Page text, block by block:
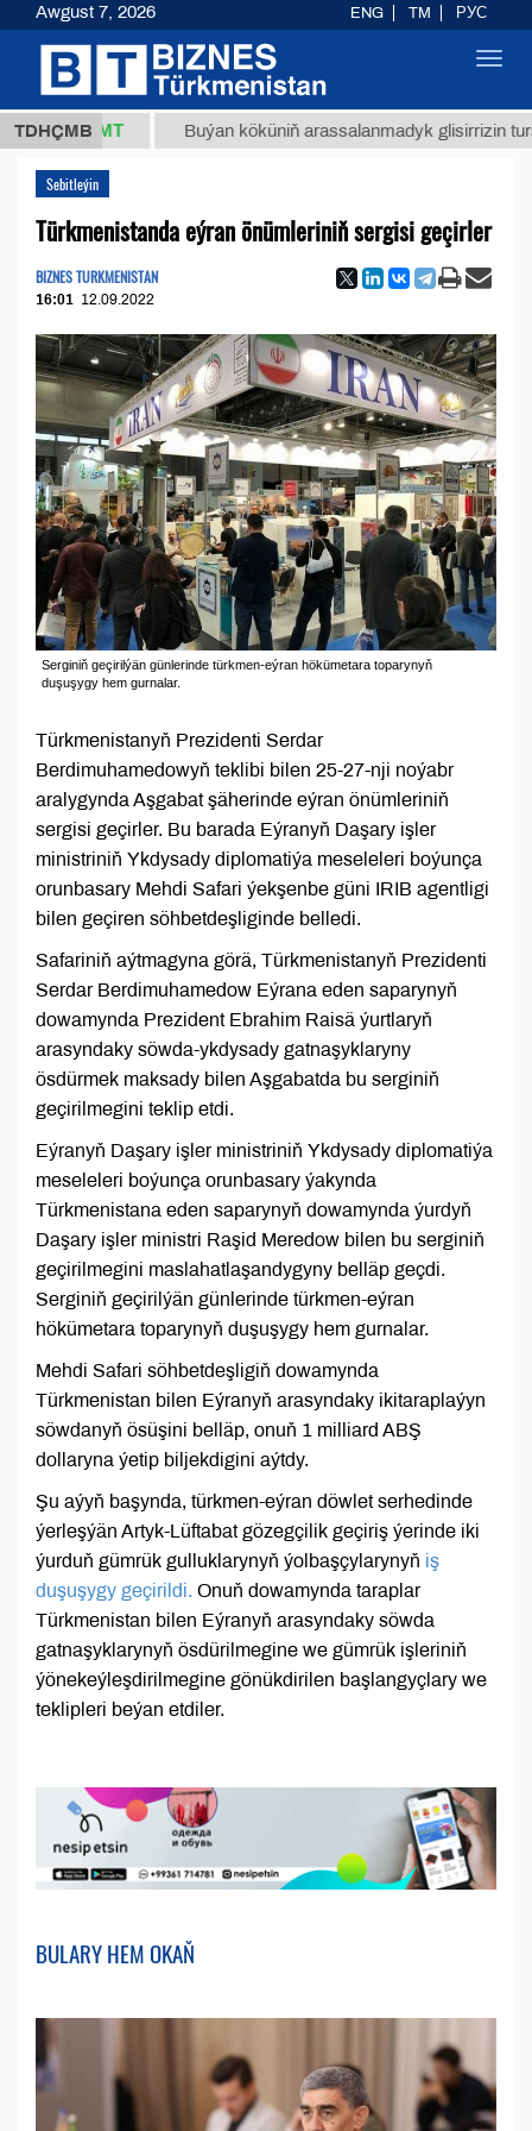
TDHÇMB
ТМТ Buýan köküniň arassalanmadyk glisirrizin turşusy
Sebitleýin
Türkmenistanda eýran önümleriniň sergisi geçirler
BIZNES TURKMENISTAN
16:01 12.09.2022
Serginiň geçirilýän günlerinde türkmen-eýran hökümetara toparynyň
duşuşygy hem gurnalar.
Türkmenistanyň Prezidenti Serdar
Berdimuhamedowyň teklibi bilen 25-27-nji noýabr
aralygynda Aşgabat şäherinde eýran önümleriniň
sergisi geçirler. Bu barada Eýranyň Daşary işler
ministriniň Ykdysady diplomatiýa meseleleri boýunça
orunbasary Mehdi Safari ýekşenbe güni IRIB agentligi
bilen geçiren söhbetdeşliginde belledi.
Safariniň aýtmagyna görä, Türkmenistanyň Prezidenti
Serdar Berdimuhamedow Eýrana eden saparynyň
dowamynda Prezident Ebrahim Raisä ýurtlaryň
arasyndaky söwda-ykdysady gatnaşyklaryny
ösdürmek maksady bilen Aşgabatda bu serginiň
geçirilmegini teklip etdi.
Eýranyň Daşary işler ministriniň Ykdysady diplomatiýa
meseleleri boýunça orunbasary ýakynda
Türkmenistana eden saparynyň dowamynda ýurdyň
Daşary işler ministri Raşid Meredow bilen bu serginiň
geçirilmegini maslahatlaşandygyny belläp geçdi.
Serginiň geçirilýän günlerinde türkmen-eýran
hökümetara toparynyň duşuşygy hem gurnalar.
Mehdi Safari söhbetdeşligiň dowamynda
Türkmenistan bilen Eýranyň arasyndaky ikitaraplaýyn
söwdanyň ösüşini belläp, onuň 1 milliard ABŞ
dollaryna ýetip biljekdigini aýtdy.
Şu aýyň başynda, türkmen-eýran döwlet serhedinde
ýerleşýän Artyk-Lüftabat gözegçilik geçiriş ýerinde iki
ýurduň gümrük gulluklarynyň ýolbaşçylarynyň iş
duşuşygy geçirildi. Onuň dowamynda taraplar
Türkmenistan bilen Eýranyň arasyndaky söwda
gatnaşyklarynyň ösdürilmegine we gümrük işleriniň
ýönekeýleşdirilmegine gönükdirilen başlangyçlary we
teklipleri beýan etdiler.
BULARY HEM OKAŇ
Awgust 7, 2026 ENG TM РУС